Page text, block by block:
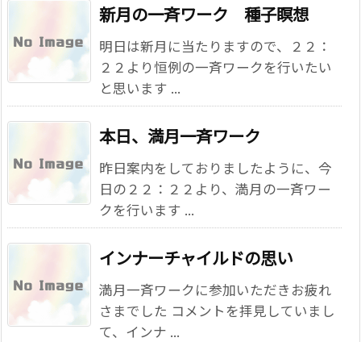
新月の一斉ワーク 種子瞑想
明日は新月に当たりますので、２２：
２２より恒例の一斉ワークを行いたい
と思います ...
本日、満月一斉ワーク
昨日案内をしておりましたように、今
日の２２：２２より、満月の一斉ワー
クを行います ...
インナーチャイルドの思い
満月一斉ワークに参加いただきお疲れ
さまでした コメントを拝見していまし
て、インナ ...